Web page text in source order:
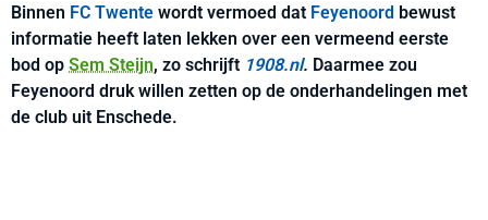
Binnen FC Twente wordt vermoed dat Feyenoord bewust
informatie heeft laten lekken over een vermeend eerste
bod op Sem Steijn, zo schrijft 1908.nl. Daarmee zou
Feyenoord druk willen zetten op de onderhandelingen met
de club uit Enschede.